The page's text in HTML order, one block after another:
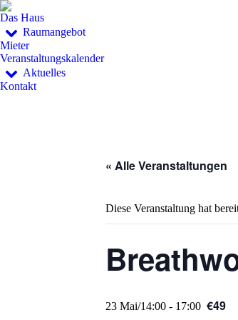
Das Haus
Raumangebot
Mieter
Veranstaltungskalender
Aktuelles
Kontakt
« Alle Veranstaltungen
Diese Veranstaltung hat
23 Mai/14:00 - 17:00 €49